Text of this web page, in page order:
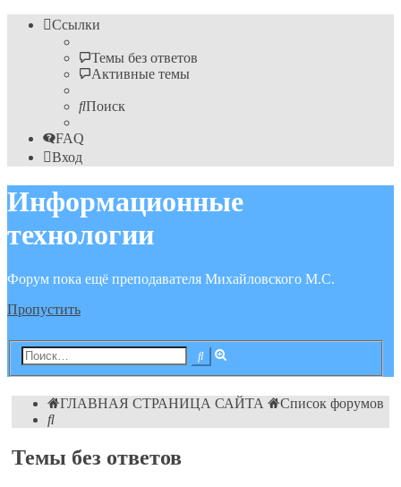
Ссылки
Темы без ответов
Активные темы
Поиск
FAQ
Вход
Информационные
технологии
Форум пока ещё преподавателя Михайловского М.С.
Пропустить
Поиск
ГЛАВНАЯ СТРАНИЦА САЙТА
Список форумов
Поиск
Темы без ответов